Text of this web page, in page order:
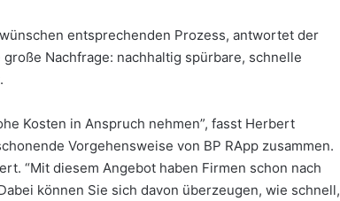
entsprechenden Prozess, antwortet der
Nachfrage: nachhaltig spürbare, schnelle
Kosten in Anspruch nehmen”, fasst Herbert
Vorgehensweise von BP RApp zusammen.
“Mit diesem Angebot haben Firmen schon nach
können Sie sich davon überzeugen, wie schnell,